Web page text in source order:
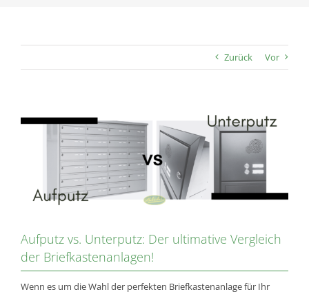
Zurück Vor
Zeige
Aufputz vs. Unterputz: Der ultimative Vergleich
der Briefkastenanlagen!
Wenn es um die Wahl der perfekten Briefkastenanlage für Ihr